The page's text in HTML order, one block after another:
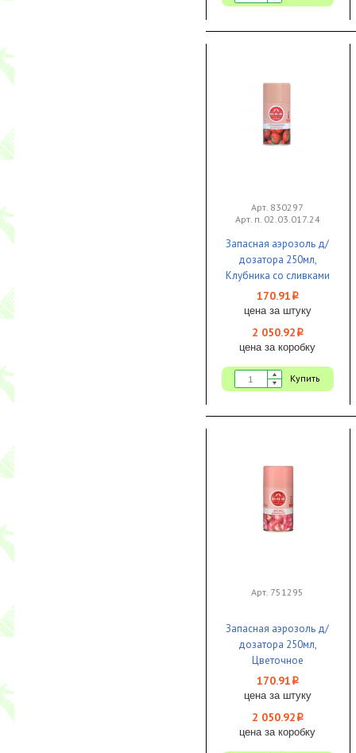
Арт. 830297
Арт. п. 02.03.017.24
Запасная аэрозоль д/
дозатора 250мл,
Клубника со сливками
До-Ре-Ми Премиум
1/12
170.91 i
цена за штуку
2 050.92 i
цена за коробку
Купить
Арт. 751295
Запасная аэрозоль д/
дозатора 250мл,
Цветочное
настроение До-Ре-Ми
Премиум 1/12
170.91 i
цена за штуку
2 050.92 i
цена за коробку